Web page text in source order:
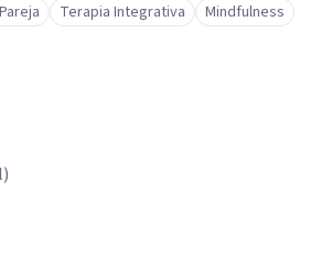
Terapia Integrativa
Mindfulness